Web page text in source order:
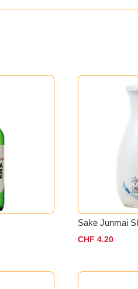
Sake Junmai
CHF 4.20